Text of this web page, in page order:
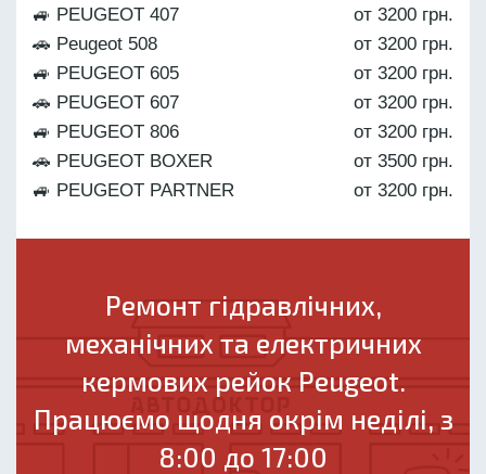
🚙 PEUGEOT 407
от 3200 грн.
🚗 Peugeot 508
от 3200 грн.
🚙 PEUGEOT 605
от 3200 грн.
🚗 PEUGEOT 607
от 3200 грн.
🚙 PEUGEOT 806
от 3200 грн.
🚗 PEUGEOT BOXER
от 3500 грн.
🚙 PEUGEOT PARTNER
от 3200 грн.
Ремонт гідравлічних,
механічних та електричних
кермових рейок Peugeot.
Працюємо щодня окрім неділі, з
8:00 до 17:00